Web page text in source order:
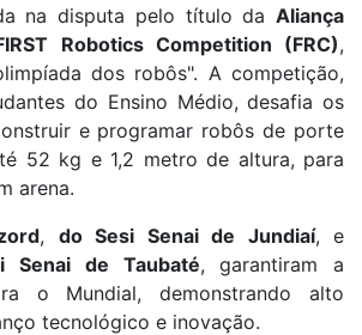
na disputa pelo título da Aliança
Robotics Competition (FRC),
dos robôs". A competição,
do Ensino Médio, desafia os
e programar robôs de porte
52 kg e 1,2 metro de altura, para
arena.
, do Sesi Senai de Jundiaí, e
Senai de Taubaté, garantiram a
o Mundial, demonstrando alto
tecnológico e inovação.